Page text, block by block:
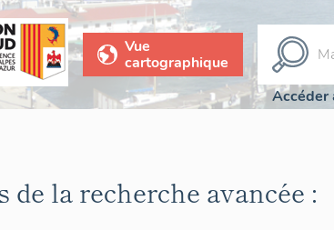
Vue
cartographique
Accéder
de la recherche avancée :